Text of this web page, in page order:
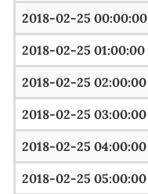
2018-02-25 00:00:00
2018-02-25 01:00:00
2018-02-25 02:00:00
2018-02-25 03:00:00
2018-02-25 04:00:00
2018-02-25 05:00:00